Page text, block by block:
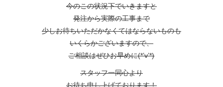
今のこの状況下でいきますと
発注から実際の工事まで
少しお待ちいただかなくてはならないものも
いくらかございますので、
ご相談はぜひお早めに(*’v’*)
スタッフ一同心より
お待ち申し上げております！